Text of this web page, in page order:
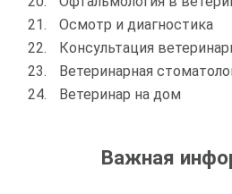
Осмотр и диагностика
Консультация
Ветеринарная
Ветеринар на дом
Важная